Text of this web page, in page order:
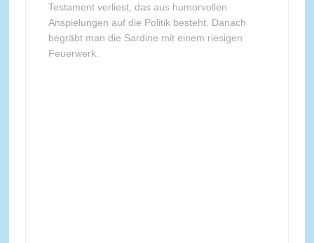
Testament verliest, das aus humorvollen
Anspielungen auf die Politik besteht. Danach
begräbt man die Sardine mit einem riesigen
Feuerwerk.